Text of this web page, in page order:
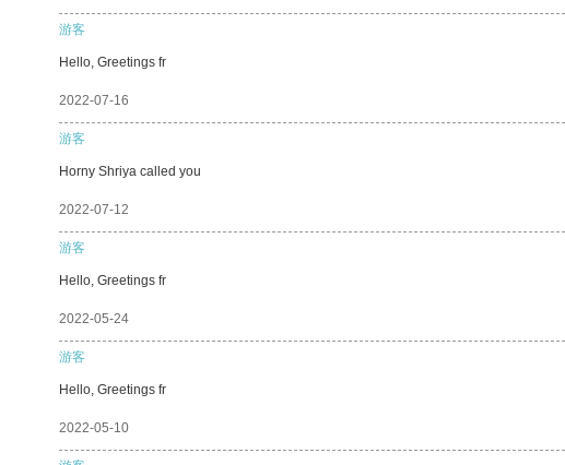
游客
Hello, Greetings fr
2022-07-16
游客
Horny Shriya called you
2022-07-12
游客
Hello, Greetings fr
2022-05-24
游客
Hello, Greetings fr
2022-05-10